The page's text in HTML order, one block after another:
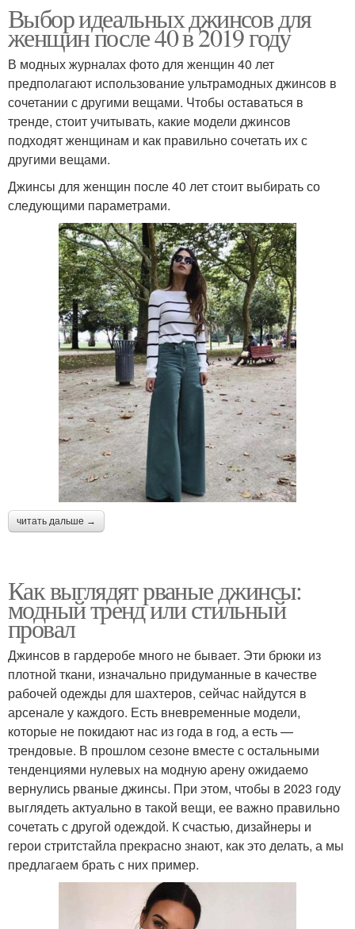
Выбор идеальных джинсов для
женщин после 40 в 2019 году
В модных журналах фото для женщин 40 лет
предполагают использование ультрамодных джинсов в
сочетании с другими вещами. Чтобы оставаться в
тренде, стоит учитывать, какие модели джинсов
подходят женщинам и как правильно сочетать их с
другими вещами.
Джинсы для женщин после 40 лет стоит выбирать со
следующими параметрами.
читать дальше →
Как выглядят рваные джинсы:
модный тренд или стильный
провал
Джинсов в гардеробе много не бывает. Эти брюки из
плотной ткани, изначально придуманные в качестве
рабочей одежды для шахтеров, сейчас найдутся в
арсенале у каждого. Есть вневременные модели,
которые не покидают нас из года в год, а есть —
трендовые. В прошлом сезоне вместе с остальными
тенденциями нулевых на модную арену ожидаемо
вернулись рваные джинсы. При этом, чтобы в 2023 году
выглядеть актуально в такой вещи, ее важно правильно
сочетать с другой одеждой. К счастью, дизайнеры и
герои стритстайла прекрасно знают, как это делать, а мы
предлагаем брать с них пример.